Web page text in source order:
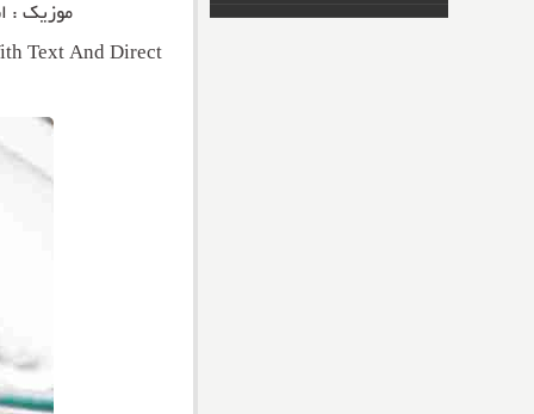
موزیک :
Text And Direct